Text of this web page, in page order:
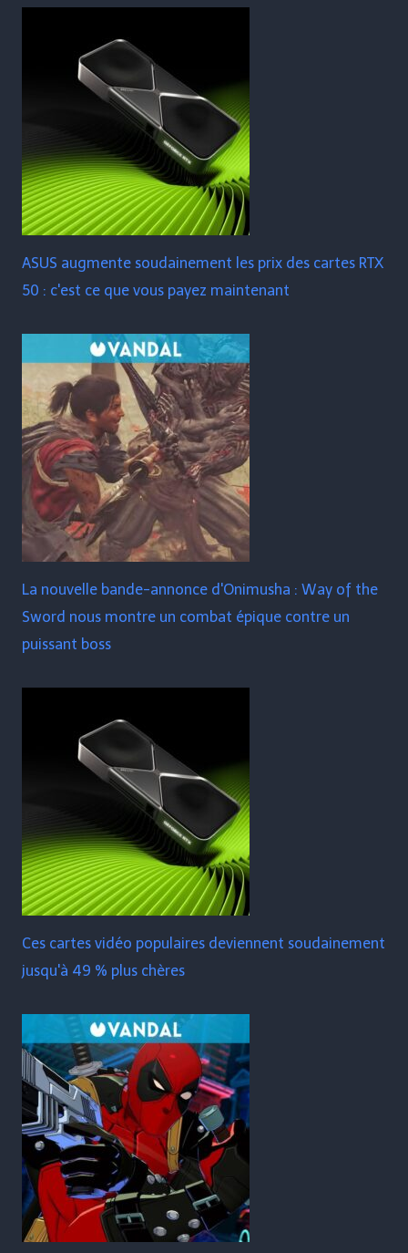
ASUS augmente soudainement les prix des cartes RTX
50 : c'est ce que vous payez maintenant
La nouvelle bande-annonce d'Onimusha : Way of the
Sword nous montre un combat épique contre un
puissant boss
Ces cartes vidéo populaires deviennent soudainement
jusqu'à 49 % plus chères